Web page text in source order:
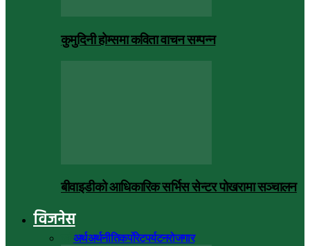
कुमुदिनी होम्समा कविता वाचन सम्पन्न
बीवाइडीको आधिकारिक सर्भिस सेन्टर पोखरामा सञ्चालन
विजनेस
अर्थअर्थनीतिकर्पोरेटपर्यटनरोजगार